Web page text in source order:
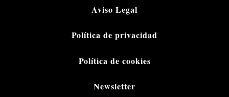
Aviso Legal
Política de privacidad
Política de cookies
Newsletter